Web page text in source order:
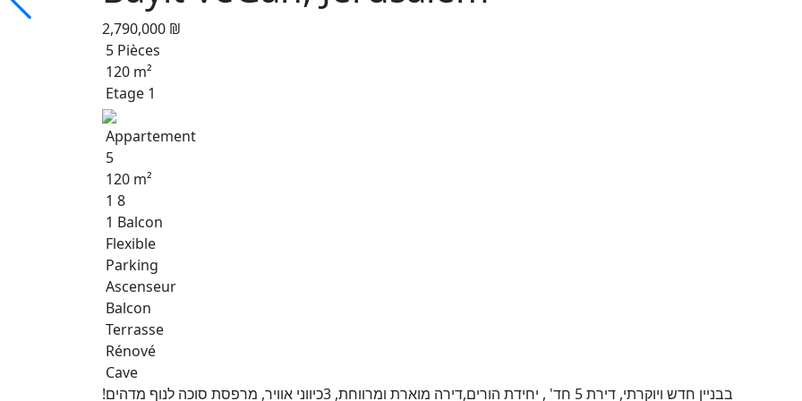
2,790,000 ₪
5 Pièces
120 m²
Etage 1
Appartement
5
120 m²
1 8
1 Balcon
Flexible
Parking
Ascenseur
Balcon
Terrasse
Rénové
Cave
בבניין חדש ויוקרתי, דירת 5 חד' , יחידת הורים,דירה מוארת ומרווחת, 3כיווני אוויר, מרפסת סוכה לנוף מדהים!